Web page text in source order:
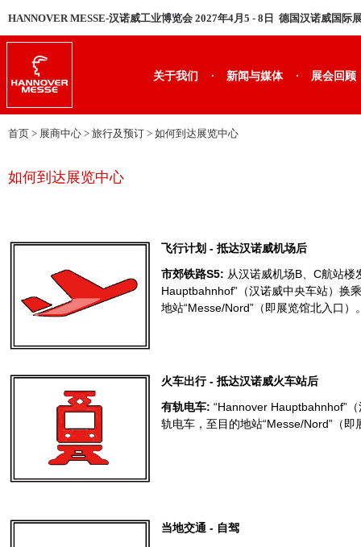
HANNOVER MESSE-汉诺威工业博览会 2027年4月5 - 8日 德国汉诺威国际
关于我们 · 新闻与媒体 · 展会回顾
首页 > 展商中心 > 旅行及预订 > 如何到达展览中心
如何到达展览中心
飞行计划 - 抵达汉诺威机场后
市郊铁路S5: 从汉诺威机场B、C航站楼
Hauptbahnhof”（汉诺威中央车站）换
地站“Messe/Nord”（即展览馆北入口）
火车出行 - 抵达汉诺威火车站后
有轨电车: “Hannover Hauptbahnhof”
轨电车，至目的地站“Messe/Nord”（即
当地交通 - 自驾